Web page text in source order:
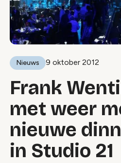
Nieuws 9 oktober 2012
Frank
met weer
nieuwe
in Studio 21